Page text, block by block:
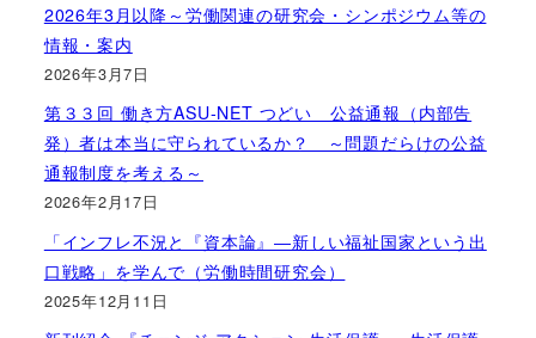
2026年3月以降～労働関連の研究会・シンポジウム等の
情報・案内
2026年3月7日
第３３回 働き方ASU-NET つどい 公益通報（内部告
発）者は本当に守られているか？ ～問題だらけの公益
通報制度を考える～
2026年2月17日
「インフレ不況と『資本論』―新しい福祉国家という出
口戦略」を学んで（労働時間研究会）
2025年12月11日